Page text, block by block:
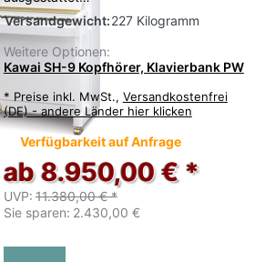
Versandgewicht:227 Kilogramm
Weitere Optionen:
Kawai SH-9 Kopfhörer, Klavierbank PW
* Preise inkl. MwSt., Versandkostenfrei
(DE) - andere Länder hier klicken
Verfügbarkeit auf Anfrage
ab 8.950,00 € *
UVP: 11.380,00 € *
Sie sparen: 2.430,00 €